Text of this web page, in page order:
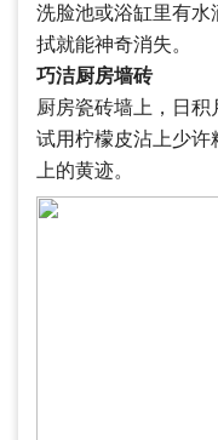
洗脸池或浴缸里有
拭就能神奇消失。
巧洁厨房墙砖
厨房瓷砖墙上，日
试用柠檬皮沾上少
上的黄迹。